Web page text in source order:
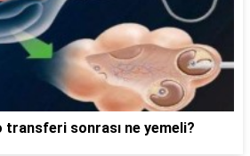
transferi sonrası ne yemeli?